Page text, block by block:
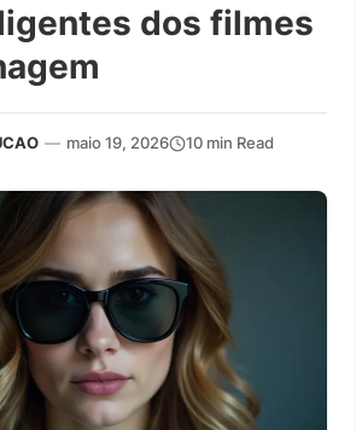
dos filmes
— maio 19, 2026 10 min Read